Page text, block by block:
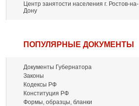
Центр занятости населения г. Ростов-на-
Дону
ПОПУЛЯРНЫЕ ДОКУМЕНТЫ
Документы Губернатора
Законы
Кодексы РФ
Конституция РФ
Формы, образцы, бланки